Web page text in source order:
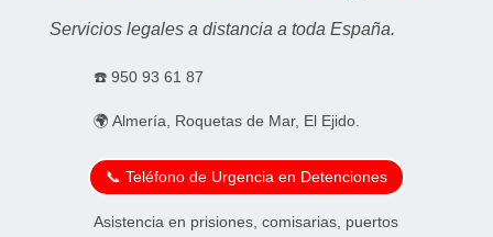
Servicios legales a distancia a toda España.
☎️ 950 93 61 87
🌍 Almería, Roquetas de Mar, El Ejido.
📞 Teléfono de Urgencia en Detenciones
Asistencia en prisiones, comisarias, puertos